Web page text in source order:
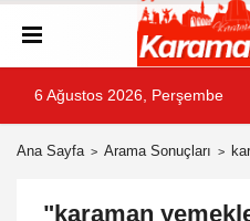
6 Ağustos 2026, Perşembe
Ana Sayfa Arama Sonuçları
"karaman